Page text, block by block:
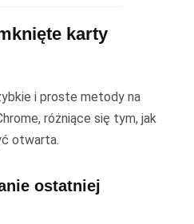
karty
i proste metody na
różniące się tym, jak
otwarta.
ostatniej